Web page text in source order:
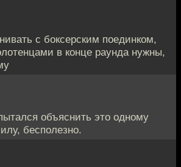
с боксерским поединком,
в конце раунда нужны,
объяснить это одному
бесполезно.